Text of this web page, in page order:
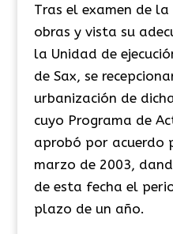
Tras el examen de
obras y vista su
la Unidad de
de Sax, se
urbanización de
cuyo Programa de
aprobó por acuerdo
marzo de 2003,
de esta fecha el
plazo de un año.